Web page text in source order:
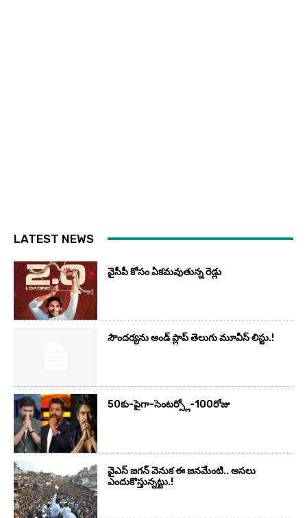
LATEST NEWS
వైసీపీ కోసం ఏక‌మ‌వుతున్న రెడ్లు
సౌందర్యను అండ్‌ ప్లాప్‌ తెలుగు మూవీస్‌ లిస్టు.!
50కు-పైగా-సెంటర్స్లో-100రోజు
వైఎస్‌ జగన్‌ వెనుక ఈ జనమేంటి.. అసలు
ఎందుకొస్తున్నట్టు.!